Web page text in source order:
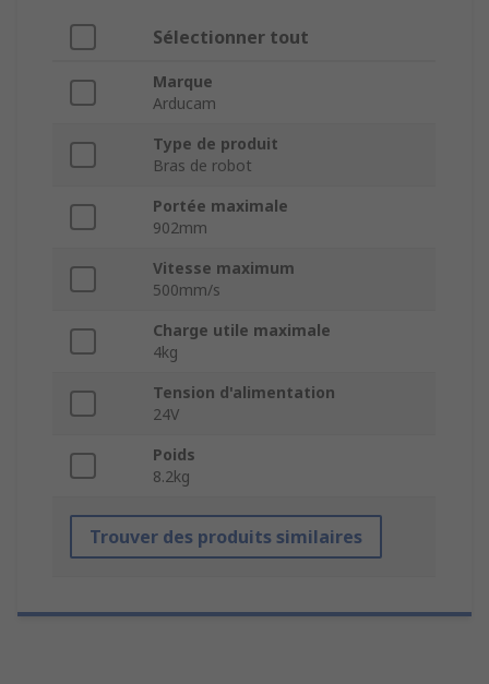
Sélectionner tout
Marque
Arducam
Type de produit
Bras de robot
Portée maximale
902mm
Vitesse maximum
500mm/s
Charge utile maximale
4kg
Tension d'alimentation
24V
Poids
8.2kg
Trouver des produits similaires